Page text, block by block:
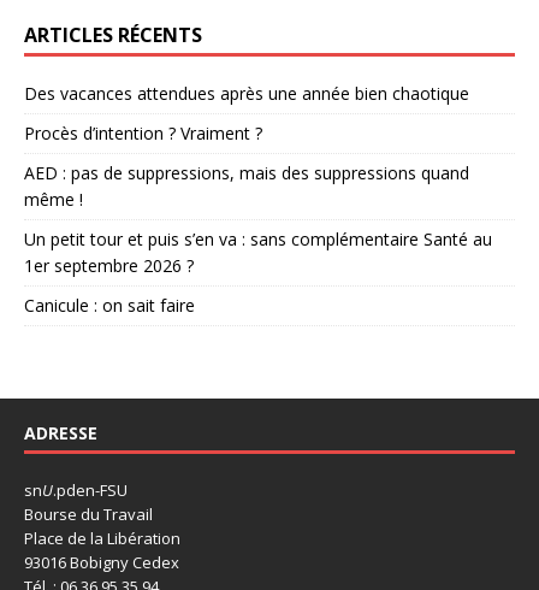
ARTICLES RÉCENTS
Des vacances attendues après une année bien chaotique
Procès d’intention ? Vraiment ?
AED : pas de suppressions, mais des suppressions quand
même !
Un petit tour et puis s’en va : sans complémentaire Santé au
1er septembre 2026 ?
Canicule : on sait faire
ADRESSE
snU.pden-FSU
Bourse du Travail
Place de la Libération
93016 Bobigny Cedex